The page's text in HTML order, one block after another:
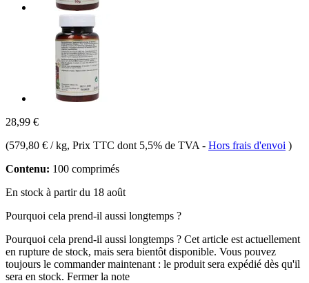
28,99 €
(579,80 € / kg, Prix TTC dont 5,5% de TVA - Hors frais d'envoi )
Contenu: 100 comprimés
En stock à partir du 18 août
Pourquoi cela prend-il aussi longtemps ?
Pourquoi cela prend-il aussi longtemps ? Cet article est actuellement
en rupture de stock, mais sera bientôt disponible. Vous pouvez
toujours le commander maintenant : le produit sera expédié dès qu'il
sera en stock. Fermer la note